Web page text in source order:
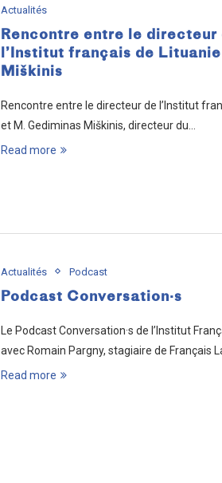
Actualités
Rencontre entre le directeur
l’Institut français de
Miškinis
Rencontre entre le directeur de l’Institut
et M. Gediminas Miškinis, directeur du…
Read more
Actualités Podcast
Podcast Conversation·s
Le Podcast Conversation·s de l’Institut
avec Romain Pargny, stagiaire de Français
Read more